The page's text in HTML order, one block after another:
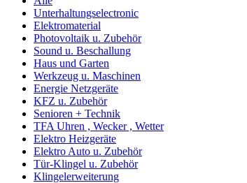
Unterhaltungselectronic
Elektromaterial
Photovoltaik u. Zubehör
Sound u. Beschallung
Haus und Garten
Werkzeug u. Maschinen
Energie Netzgeräte
KFZ u. Zubehör
Senioren + Technik
TFA Uhren , Wecker , Wetter
Elektro Heizgeräte
Elektro Auto u. Zubehör
Tür-Klingel u. Zubehör
Klingelerweiterung